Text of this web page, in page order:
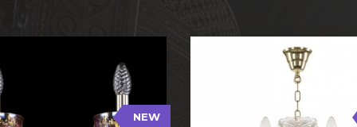
NEW
2/165 G Shampan/M-1H 119/8+4/200 G